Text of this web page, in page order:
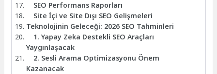
SEO Performans Raporları
Site İçi ve Site Dışı SEO Gelişmeleri
Teknolojinin Geleceği: 2026 SEO Tahminleri
1. Yapay Zeka Destekli SEO Araçları
Yaygınlaşacak
2. Sesli Arama Optimizasyonu Önem
Kazanacak